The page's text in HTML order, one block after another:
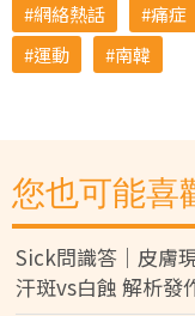
網絡熱話 痛症
運動
南韓
您也可能喜
Sick問識答｜皮膚
汗斑vs白蝕 解析發